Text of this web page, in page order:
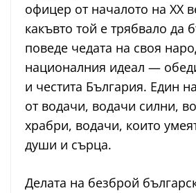
офицер от началото на XX
какъвто той е трябвало да
поведе чедата на своя
националния идеал —
и честита България. Един
от водачи, водачи силни,
храбри, водачи, които
души и сърца.
Делата на безброй